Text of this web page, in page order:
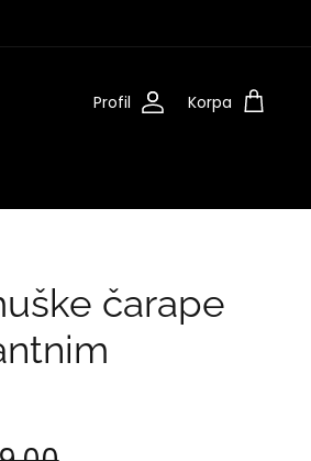
Profil Korpa
čarape